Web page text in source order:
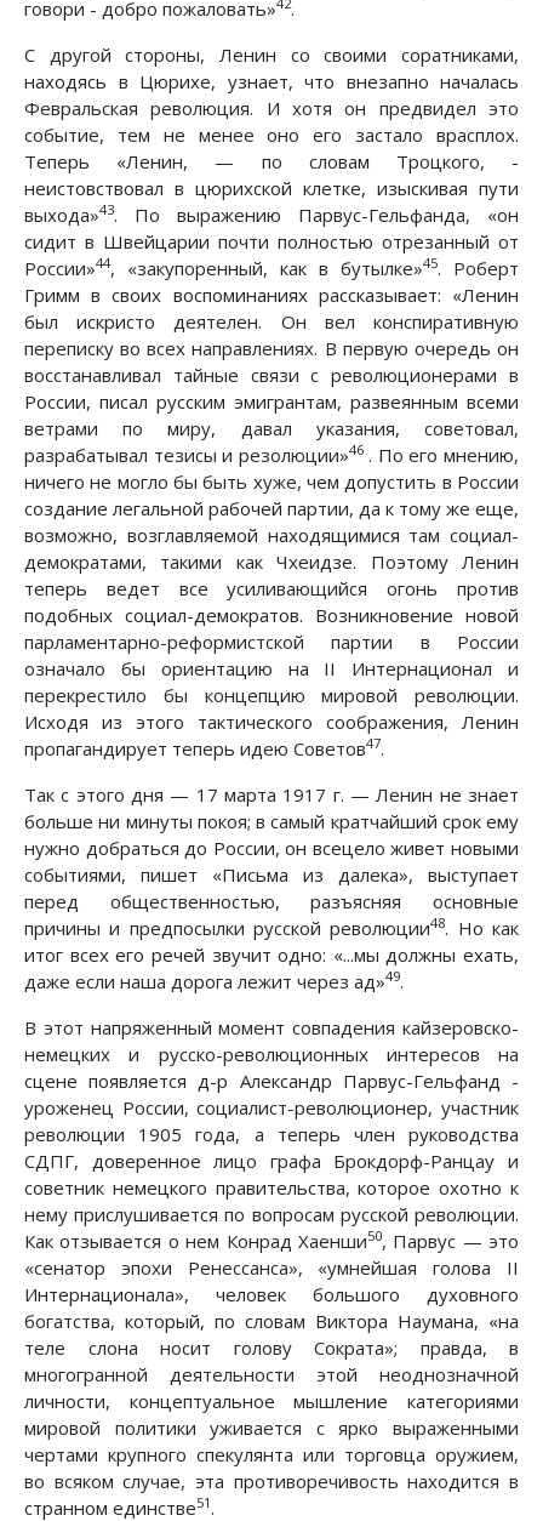
говори - добро пожаловать»
.
С другой стороны, Ленин со своими соратниками,
находясь в Цюрихе, узнает, что внезапно началась
Февральская революция. И хотя он предвидел это
событие, тем не менее оно его застало врасплох.
Теперь «Ленин, — по словам Троцкого, -
неистовствовал в цюрихской клетке, изыскивая пути
выхода»43. По выражению Парвус-Гельфанда, «он
сидит в Швейцарии почти полностью отрезанный от
России»44, «закупоренный, как в бутылке»45. Роберт
Гримм в своих воспоминаниях рассказывает: «Ленин
был искристо деятелен. Он вел конспиративную
переписку во всех направлениях. В первую очередь он
восстанавливал тайные связи с революционерами в
России, писал русским эмигрантам, развеянным всеми
ветрами по миру, давал указания, советовал,
разрабатывал тезисы и резолюции»46. По его мнению,
ничего не могло бы быть хуже, чем допустить в России
создание легальной рабочей партии, да к тому же еще,
возможно, возглавляемой находящимися там социал-
демократами, такими как Чхеидзе. Поэтому Ленин
теперь ведет все усиливающийся огонь против
подобных социал-демократов. Возникновение новой
парламентарно-реформистской партии в России
означало бы ориентацию на II Интернационал и
перекрестило бы концепцию мировой революции.
Исходя из этого тактического соображения, Ленин
пропагандирует теперь идею Советов47.
Так с этого дня — 17 марта 1917 г. — Ленин не знает
больше ни минуты покоя; в самый кратчайший срок ему
нужно добраться до России, он всецело живет новыми
событиями, пишет «Письма из далека», выступает
перед общественностью, разъясняя основные
причины и предпосылки русской революции48. Но как
итог всех его речей звучит одно: «...мы должны ехать,
даже если наша дорога лежит через ад»49.
В этот напряженный момент совпадения кайзеровско-
немецких и русско-революционных интересов на
сцене появляется д-р Александр Парвус-Гельфанд -
уроженец России, социалист-революционер, участник
революции 1905 года, а теперь член руководства
СДПГ, доверенное лицо графа Брокдорф-Ранцау и
советник немецкого правительства, которое охотно к
нему прислушивается по вопросам русской революции.
Как отзывается о нем Конрад Хаенши50, Парвус — это
«сенатор эпохи Ренессанса», «умнейшая голова II
Интернационала», человек большого духовного
богатства, который, по словам Виктора Наумана, «на
теле слона носит голову Сократа»; правда, в
многогранной деятельности этой неоднозначной
личности, концептуальное мышление категориями
мировой политики уживается с ярко выраженными
чертами крупного спекулянта или торговца оружием,
во всяком случае, эта противоречивость находится в
странном единстве51 .